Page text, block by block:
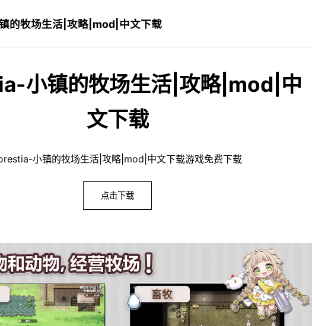
的牧场生活|攻略|mod|中文下载
小镇的牧场生活|攻略|mod|中
文下载
小镇的牧场生活|攻略|mod|中文下载游戏免费下载
点击下载